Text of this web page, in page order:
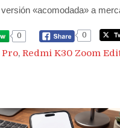
«acomodada» a
0 0
, Redmi K30 Zoom